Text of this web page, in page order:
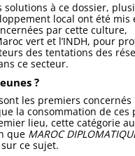
solutions à ce dossier,
local ont été mis
par cette culture,
vert et l’INDH, pour
des tentations des
ce secteur.
?
les pre­miers
la consommation de ces
lieu, cette catégorie
que MAROC
ce sujet.